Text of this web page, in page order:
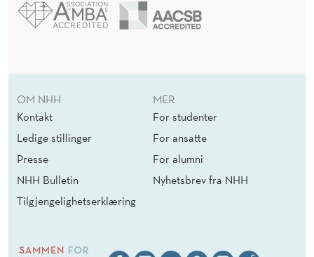
OM NHH
Kontakt
Ledige stillinger
Presse
NHH Bulletin
Tilgjengelighetserklæring
MER
For studenter
For ansatte
For alumni
Nyhetsbrev fra NHH